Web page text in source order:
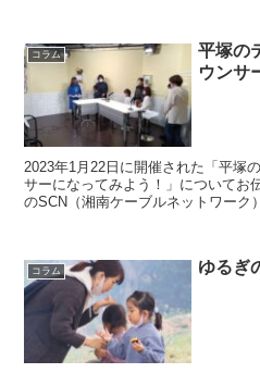
コラム
平塚の
ウンサ
2023年1月22日に開催された「平塚
サーになってみよう！」についてお
のSCN（湘南ケーブルネットワーク
コラム ゆるぎ